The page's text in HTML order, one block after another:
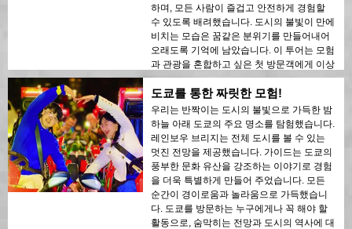
하며, 모든 사람이 즐겁고 안전하게 경험할
수 있도록 배려했습니다. 도시의 불빛이 만에
비치는 모습은 꿈같은 분위기를 만들어내어
오래도록 기억에 남았습니다. 이 투어는 모험
과 관광을 혼합하고 싶은 첫 방문객에게 이상
적입니다. 도쿄의 현대적인 건축물과 역사적
인 지역 간의 대조는 밤의 불빛 속에서 아름
답게 드러났습니다. 이 투어를 누구에게나 강
력히 추천합니다!
도쿄를 통한 짜릿한 모험!
우리는 반짝이는 도시의 불빛으로 가득한 밤
하늘 아래 도쿄의 주요 명소를 탐험했습니다.
레인보우 브리지는 전체 도시를 볼 수 있는
멋진 전망을 제공했습니다. 가이드는 도쿄의
풍부한 문화 유산을 강조하는 이야기로 경험
을 더욱 특별하게 만들어 주었습니다. 모든
순간이 경이로움과 놀라움으로 가득했습니
다. 도쿄를 방문하는 누구에게나 꼭 해야 할
활동으로, 숨막히는 전망과 도시의 역사에 대